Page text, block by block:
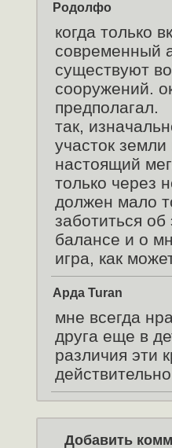
Родолфо
когда только
современный
существуют
сооружений.
предполагал.
так,
участок
настоящий
только через
должен мало
заботиться
балансе и о
игра, как
Арда Turan
мне всегда
друга еще в
различия эти
Добавить